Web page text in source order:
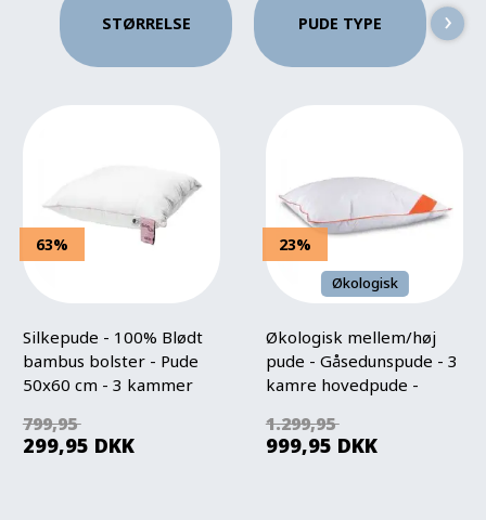
STØRRELSE PUDE TYPE ›
63%
Silkepude - 100% Blødt
bambus bolster - Pude
50x60 cm - 3 kammer
Borg
799,95
299,95 DKK
Økologisk
23%
Økologisk mellem/høj
pude - Gåsedunspude - 3
kamre hovedpude -
Svanemærket - Feng Shui
1.299,95
999,95 DKK